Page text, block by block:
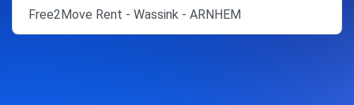
Free2Move Rent - Wassink - ARNHEM